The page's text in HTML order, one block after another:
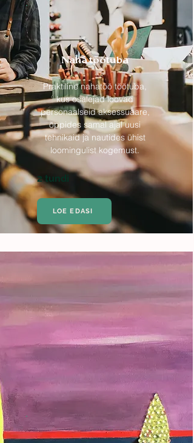
Naha töötuba
Praktiline nahatöö töötuba,
kus osalejad loovad
personaalseid aksessuaare,
õppides samal ajal uusi
tehnikaid ja nautides ühist
loomingulist kogemust.
2 tundi
LOE EDASI